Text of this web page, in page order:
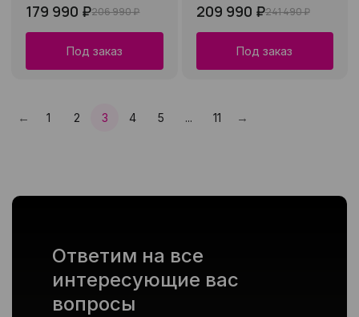
179 990 ₽206 990 ₽
Под заказ
209 990 ₽241 490 ₽
Под заказ
←Пред.1 2 3 4 5 ... 11 →След.
Ответим на все
интересующие вас
вопросы